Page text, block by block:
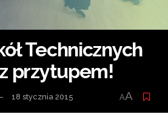
Technicznych
przytupem!
18 stycznia 2015 AA